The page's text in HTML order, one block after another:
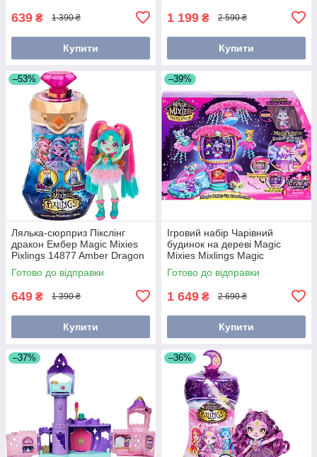
639 ₴ 1 390 ₴
Купити
1 199 ₴ 2 590 ₴
Купити
–53%
Лялька-сюрприз Пікслінг
дракон Ембер Magic Mixies
Pixlings 14877 Amber Dragon
Готово до відправки
649 ₴ 1 390 ₴
Купити
–39%
Ігровий набір Чарівний
будинок на дереві Magic
Mixies Mixlings Magic
Treehouse 14812
Готово до відправки
1 649 ₴ 2 690 ₴
Купити
–37% –36%